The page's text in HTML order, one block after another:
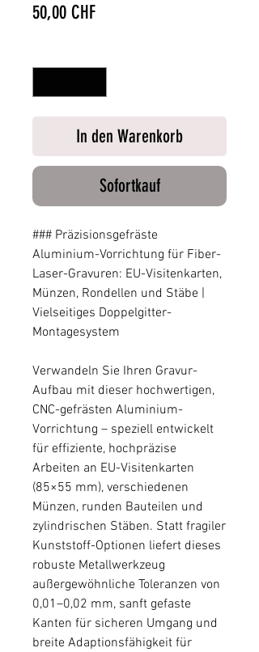
50,00 CHFPreis
In den Warenkorb
Sofortkauf
### Präzisionsgefräste
Aluminium-Vorrichtung für Fiber-
Laser-Gravuren: EU-Visitenkarten,
Münzen, Rondellen und Stäbe |
Vielseitiges Doppelgitter-
Montagesystem
Verwandeln Sie Ihren Gravur-
Aufbau mit dieser hochwertigen,
CNC-gefrästen Aluminium-
Vorrichtung – speziell entwickelt
für effiziente, hochpräzise
Arbeiten an EU-Visitenkarten
(85×55 mm), verschiedenen
Münzen, runden Bauteilen und
zylindrischen Stäben. Statt fragiler
Kunststoff-Optionen liefert dieses
robuste Metallwerkzeug
außergewöhnliche Toleranzen von
0,01–0,02 mm, sanft gefaste
Kanten für sicheren Umgang und
breite Adaptionsfähigkeit für